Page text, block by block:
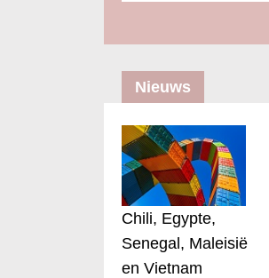
Nieuws
Chili, Egypte,
Senegal, Maleisië
en Vietnam